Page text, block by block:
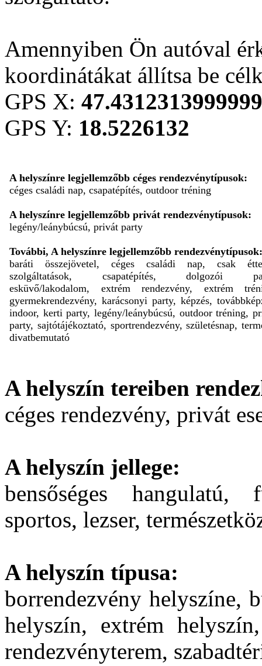
Amennyiben Ön autóval
koordinátákat állítsa be
GPS X:
GPS Y: 18.5226132
A helyszínre legjellemzőbb céges rendezvénytípusok:
céges családi nap, csapatépítés, outdoor tréning
A helyszínre legjellemzőbb privát rendezvénytípusok:
legény/leánybúcsú, privát party
További, A helyszínre legjellemzőbb rendezvénytípusok:
baráti összejövetel, céges családi nap, csak
szolgáltatások, csapatépítés, dolgozói
esküvő/lakodalom, extrém rendezvény, extrém
gyermekrendezvény, karácsonyi party, képzés,
indoor, kerti party, legény/leánybúcsú, outdoor tréning,
party, sajtótájékoztató, sportrendezvény, születésnap,
divatbemutató
A helyszín tereiben
céges rendezvény, privát
A helyszín jellege:
bensőséges
sportos, lezser,
A helyszín típusa:
borrendezvény helyszíne,
helyszín, extrém
rendezvényterem,